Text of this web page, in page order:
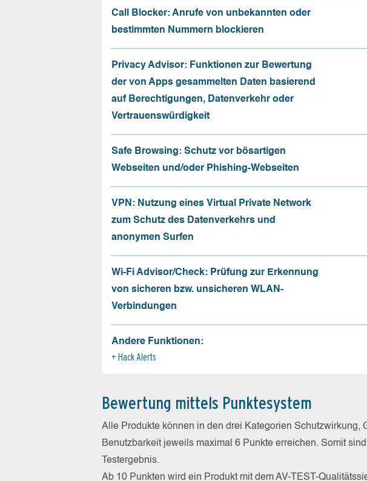
Call Blocker: Anrufe von unbekannten oder
bestimmten Nummern blockieren
Privacy Advisor: Funktionen zur Bewertung
der von Apps gesammelten Daten basierend
auf Berechtigungen, Datenverkehr oder
Vertrauenswürdigkeit
Safe Browsing: Schutz vor bösartigen
Webseiten und/oder Phishing-Webseiten
VPN: Nutzung eines Virtual Private Network
zum Schutz des Datenverkehrs und
anonymen Surfen
Wi-Fi Advisor/Check: Prüfung zur Erkennung
von sicheren bzw. unsicheren WLAN-
Verbindungen
Andere Funktionen:
Hack Alerts
Bewertung mittels Punktesystem
Alle Produkte können in den drei Kategorien Schutzwirkung,
Benutzbarkeit jeweils maximal 6 Punkte erreichen. Somit
Testergebnis.
Ab 10 Punkten wird ein Produkt mit dem AV-TEST-